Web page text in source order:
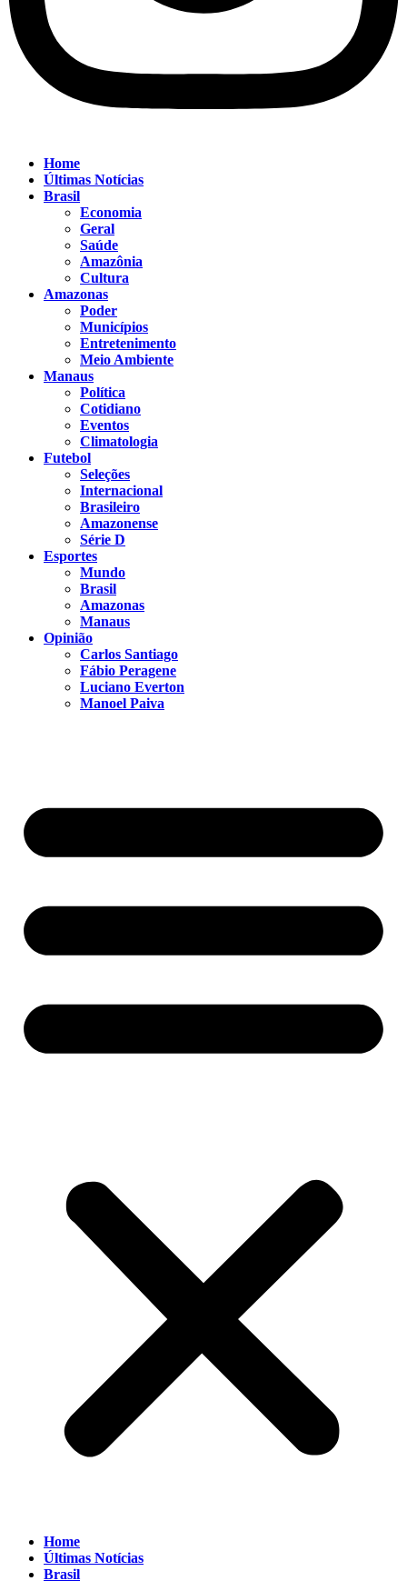
Home
Últimas Notícias
Brasil
Economia
Geral
Saúde
Amazônia
Cultura
Amazonas
Poder
Municípios
Entretenimento
Meio Ambiente
Manaus
Política
Cotidiano
Eventos
Climatologia
Futebol
Seleções
Internacional
Brasileiro
Amazonense
Série D
Esportes
Mundo
Brasil
Amazonas
Manaus
Opinião
Carlos Santiago
Fábio Peragene
Luciano Everton
Manoel Paiva
Home
Últimas Notícias
Brasil